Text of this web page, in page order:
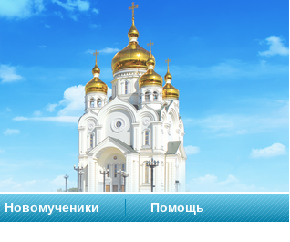
Новомученики Помощь